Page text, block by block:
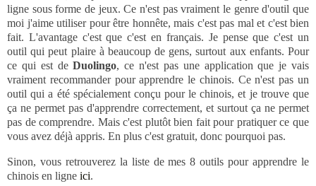
ligne sous forme de jeux. Ce n'est pas vraiment le genre d'outil que
moi j'aime utiliser pour être honnête, mais c'est pas mal et c'est bien
fait. L'avantage c'est que c'est en français. Je pense que c'est un
outil qui peut plaire à beaucoup de gens, surtout aux enfants. Pour
ce qui est deDuolingo, ce n'est pas une application que je vais
vraiment recommander pour apprendre le chinois. Ce n'est pas un
outil qui a été spécialement conçu pour le chinois, et je trouve que
ça ne permet pas d'apprendre correctement, et surtout ça ne permet
pas de comprendre. Mais c'est plutôt bien fait pour pratiquer ce que
vous avez déjà appris. En plus c'est gratuit, donc pourquoi pas.
Sinon, vous retrouverez la liste de mes 8 outils pour apprendre le
chinois en ligne ici.